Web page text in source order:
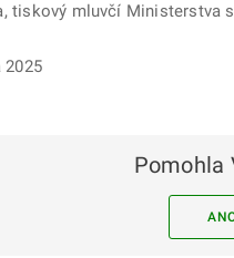
tiskový mluvčí Ministerstva
2025
Pomohla